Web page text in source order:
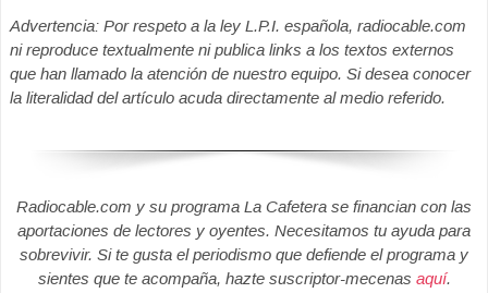
Advertencia: Por respeto a la ley L.P.I. española, radiocable.com
ni reproduce textualmente ni publica links a los textos externos
que han llamado la atención de nuestro equipo. Si desea conocer
la literalidad del artículo acuda directamente al medio referido.
Radiocable.com y su programa La Cafetera se financian con las
aportaciones de lectores y oyentes. Necesitamos tu ayuda para
sobrevivir. Si te gusta el periodismo que defiende el programa y
sientes que te acompaña, hazte suscriptor-mecenas aquí.